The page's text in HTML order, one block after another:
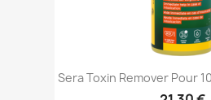
Sera Toxin Remover Pour